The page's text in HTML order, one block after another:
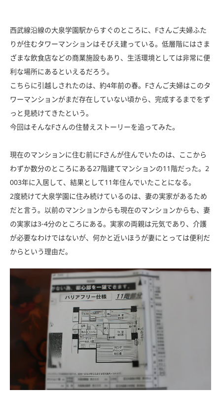
西武線沿線の大泉学園駅からすぐのところに、Fさんご夫婦ふた
りが住むタワーマンションはそびえ建っている。低層階にはさま
ざまな飲食店などの商業施設もあり、生活環境としては非常に便
利な場所にあるといえるだろう。
こちらに引越しされたのは、約4年前の春。Fさんご夫婦はこのタ
ワーマンションがまだ存在していない頃から、完成するまでをず
っと見続けてきたという。
今回はそんなFさんの住替えストーリーを追ってみた。
現在のマンションに住む前にFさんが住んでいたのは、ここから
わずか数分のところにある27階建てマンションの11階だった。2
003年に入居して、結果として11年住んでいたことになる。
2度続けて大泉学園に住み続けているのは、妻の実家があるため
だと言う。以前のマンションからも現在のマンションからも、妻
の実家は3-4分のところにある。実家の両親は元気であり、介護
が必要なわけではないが、何かと近いほうが妻にとっては便利だ
からという理由だ。